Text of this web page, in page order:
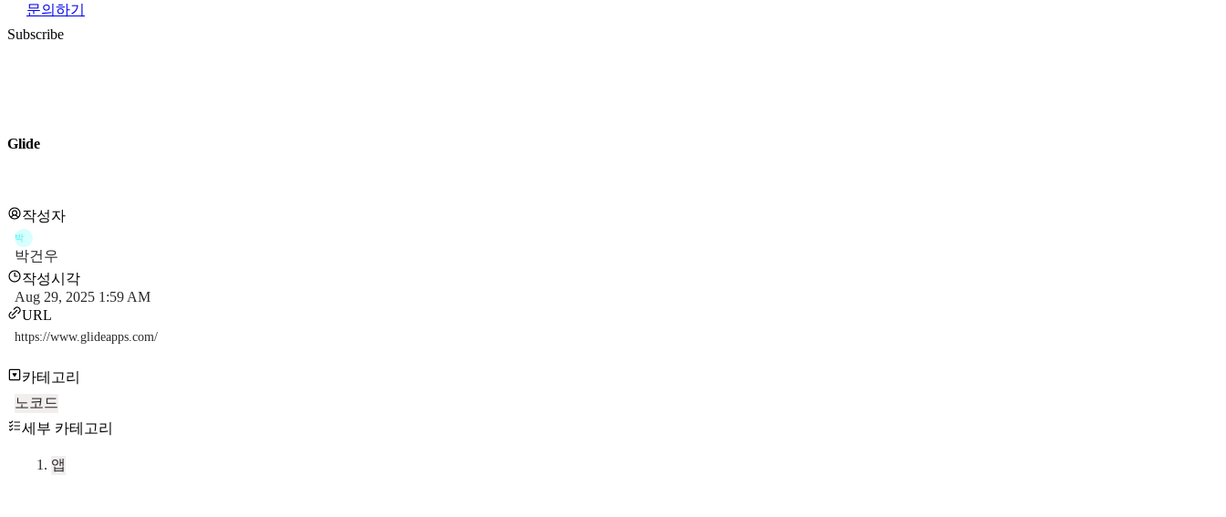
문의하기
Subscribe
Glide
작성자
박
박건우
작성시각
Aug 29, 2025 1:59 AM
URL
https://www.glideapps.com/
카테고리
노코드
세부 카테고리
앱